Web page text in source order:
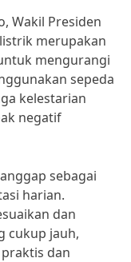
Wakil Presiden
merupakan
mengurangi
sepeda
kelestarian
negatif
sebagai
harian.
dan
cukup jauh,
dan